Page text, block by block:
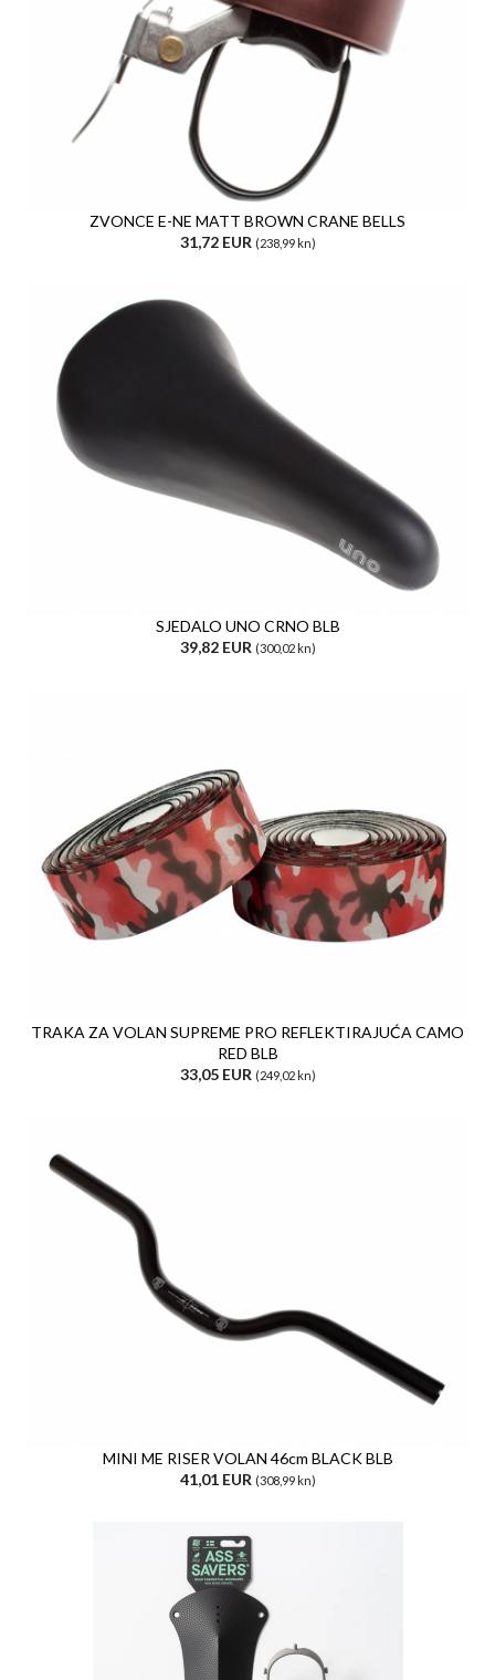
ZVONCE E-NE MATT BROWN CRANE BELLS
31,72 EUR (238,99 kn)
SJEDALO UNO CRNO BLB
39,82 EUR (300,02 kn)
TRAKA ZA VOLAN SUPREME PRO REFLEKTIRAJUĆA CAMO
RED BLB
33,05 EUR (249,02 kn)
MINI ME RISER VOLAN 46cm BLACK BLB
41,01 EUR (308,99 kn)